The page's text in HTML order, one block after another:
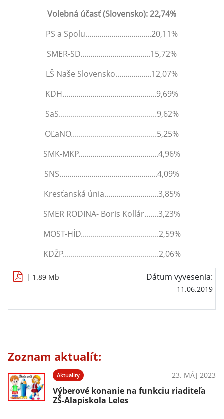
Volebná účasť (Slovensko): 22,74%
PS a Spolu.................................20,11%
SMER-SD...................................15,72%
LŠ Naše Slovensko..................12,07%
KDH...............................................9,69%
SaS.................................................9,62%
OĽaNO...........................................5,25%
SMK-MKP........................................4,96%
SNS.................................................4,09%
Kresťanská únia...........................3,85%
SMER RODINA- Boris Kollár.......3,23%
MOST-HÍD.......................................2,59%
KDŽP................................................2,06%
| 1.89 Mb Dátum vyvesenia:
11.06.2019
Zoznam aktualít:
Aktuality 23. MÁJ 2023
Výberové konanie na funkciu riaditeľa
ZŠ-Alapiskola Leles